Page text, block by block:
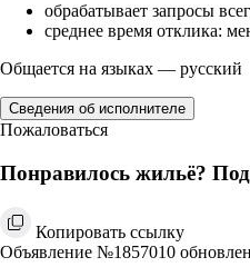
обрабатывает запросы
среднее время отклика:
Общается на языках — русский
Сведения об исполнителе
Пожаловаться
Понравилось жильё?
Копировать ссылку
Объявление №1857010